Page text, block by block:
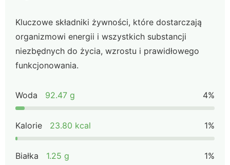
Kluczowe składniki żywności, które dostarczają
organizmowi energii i wszystkich substancji
niezbędnych do życia, wzrostu i prawidłowego
funkcjonowania.
Woda 92.47 g 4%
Kalorie 23.80 kcal 1%
Białka 1.25 g 1%